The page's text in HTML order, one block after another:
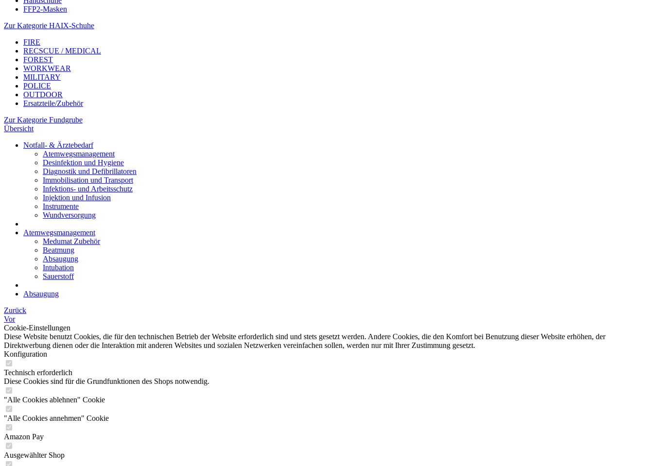
FFP2-Masken
Zur Kategorie HAIX-Schuhe
FIRE
RECSCUE / MEDICAL
FOREST
WORKWEAR
MILITARY
POLICE
OUTDOOR
Ersatzteile/Zubehör
Zur Kategorie Fundgrube
Übersicht
Notfall- & Ärztebedarf
Atemwegsmanagement
Desinfektion und Hygiene
Diagnostik und Defibrillatoren
Immobilisation und Transport
Infektions- und Arbeitsschutz
Injektion und Infusion
Instrumente
Wundversorgung
Atemwegsmanagement
Medumat Zubehör
Beatmung
Absaugung
Intubation
Sauerstoff
Absaugung
Zurück
Vor
Cookie-Einstellungen
Diese Website benutzt Cookies, die für den technischen Betrieb der Website erforderlich sind und stets gesetzt werden. Andere Cookies, die den Komfort bei Benutzung dieser Website erhöhen, der
Direktwerbung dienen oder die Interaktion mit anderen Websites und sozialen Netzwerken vereinfachen sollen, werden nur mit Ihrer Zustimmung gesetzt.
Konfiguration
Technisch erforderlich
Diese Cookies sind für die Grundfunktionen des Shops notwendig.
"Alle Cookies ablehnen" Cookie
"Alle Cookies annehmen" Cookie
Amazon Pay
Ausgewählter Shop